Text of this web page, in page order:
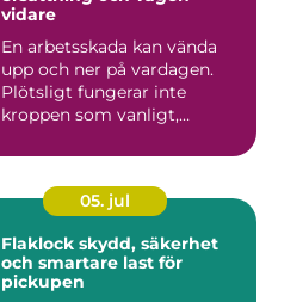
vidare
En arbetsskada kan vända
upp och ner på vardagen.
Plötsligt fungerar inte
kroppen som vanligt,
05. jul
Flaklock skydd, säkerhet
och smartare last för
pickupen